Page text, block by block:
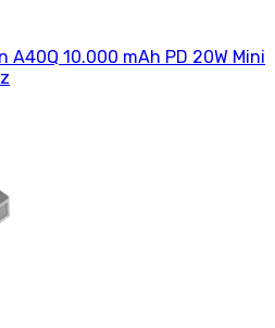
A40Q 10.000 mAh PD 20W Mini